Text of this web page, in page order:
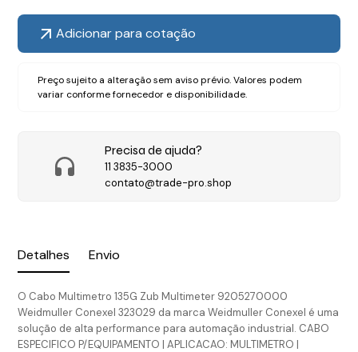
Detalhes Envio
O Cabo Multimetro 135G Zub Multimeter 9205270000
Weidmuller Conexel 323029 da marca Weidmuller Conexel é uma
solução de alta performance para automação industrial. CABO
ESPECIFICO P/EQUIPAMENTO | APLICACAO: MULTIMETRO |
Adicionar para cotação
Preço sujeito a alteração sem aviso prévio. Valores podem
variar conforme fornecedor e disponibilidade.
Precisa de ajuda?
11 3835-3000
contato@trade-pro.shop